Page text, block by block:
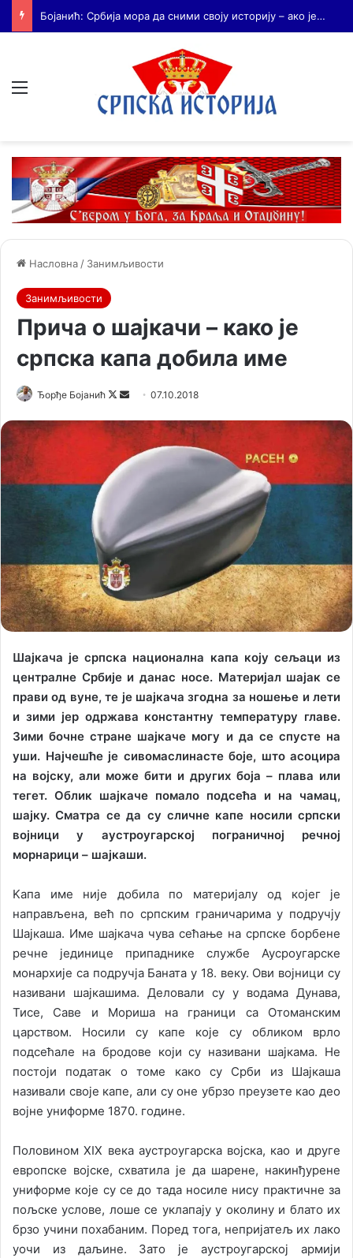
Бојанић: Када се гради – некоме смета. Када се не гради – сви се жале
Насловна / Занимљивости
Занимљивости
Прича о шајкачи – како је
српска капа добила име
Ђорђе Бојанић
F
l
o
o
X
d
a
a
i
l
07.10.2018
Шајкача је српска национална капа коју сељаци из
централне Србије и данас носе. Материјал шајак се
прави од вуне, те је шајкача згодна за ношење и лети
и зими јер одржава константну температуру главе.
Зими бочне стране шајкаче могу и да се спусте на
уши. Најчешће је сивомаслинасте боје, што асоцира
на војску, али може бити и других боја – плава или
тегет. Облик шајкаче помало подсећа и на чамац,
шајку. Сматра се да су сличне капе носили српски
војници у аустроугарској пограничној речној
морнарици – шајкаши.
Kапа име није добила по материјалу од којег је
направљена, већ по српским граничарима у подручју
Шајкаша. Име шајкача чува сећање на српске борбене
речне јединице припаднике службе Аусроугарске
монархије са подручја Баната у 18. веку. Ови војници су
називани шајкашима. Деловали су у водама Дунава,
Тисе, Саве и Мориша на граници са Отоманским
царством. Носили су капе које су обликом врло
подсећале на бродове који су називани шајкама. Не
постоји податак о томе како су Срби из Шајкаша
називали своје капе, али су оне убрзо преузете као део
војне униформе 1870. године.
Половином XIX века аустроугарска војска, као и друге
европске војске, схватила је да шарене, накинђурене
униформе које су се до тада носиле нису практичне за
пољске услове, лоше се уклапају у околину и блато их
брзо учини похабаним. Поред тога, непријатељ их лако
уочи из даљине. Зато је аустроугарској армији